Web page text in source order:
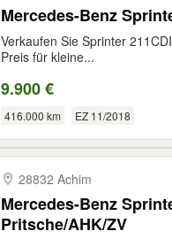
Mercedes-Benz
Verkaufen Sie Sprinter
Preis für kleine...
9.900 €
416.000 km EZ 11/2018
28832 Achim
Mercedes-Benz
Pritsche/AHK/ZV